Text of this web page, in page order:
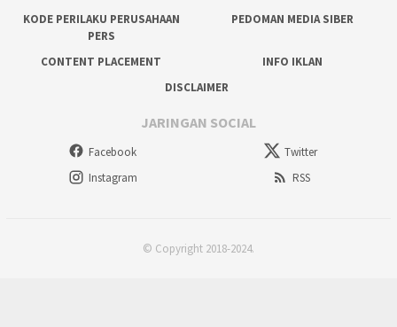
KODE PERILAKU PERUSAHAAN
PERS
PEDOMAN MEDIA SIBER
CONTENT PLACEMENT
INFO IKLAN
DISCLAIMER
JARINGAN SOCIAL
Facebook
Twitter
Instagram
RSS
© Copyright 2018-2024.